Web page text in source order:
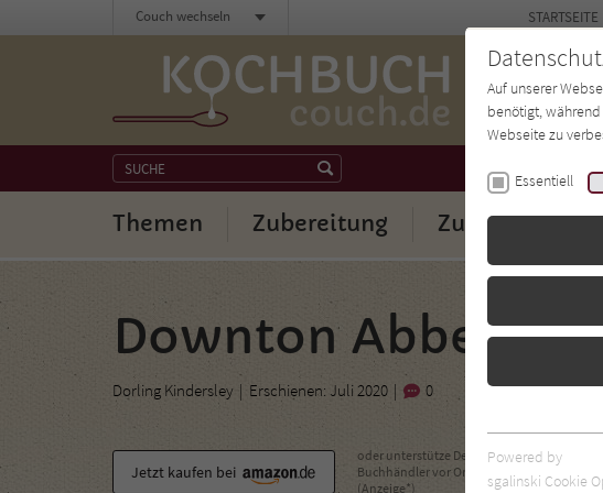
Themen Zubereitung Zutaten
STARTSEITE
Couch wechseln
Downton Abbey
Dorling Kindersley Erschienen: Juli 2020 0
Jetzt kaufen bei
oder unterstütze Deinen
Buchhändler vor Ort
(Anzeige*)
Auf unserer
benötigt,
Webseite zu
Essentiell
Essentielle
benötigt.
Powered by
sgalinski Cookie